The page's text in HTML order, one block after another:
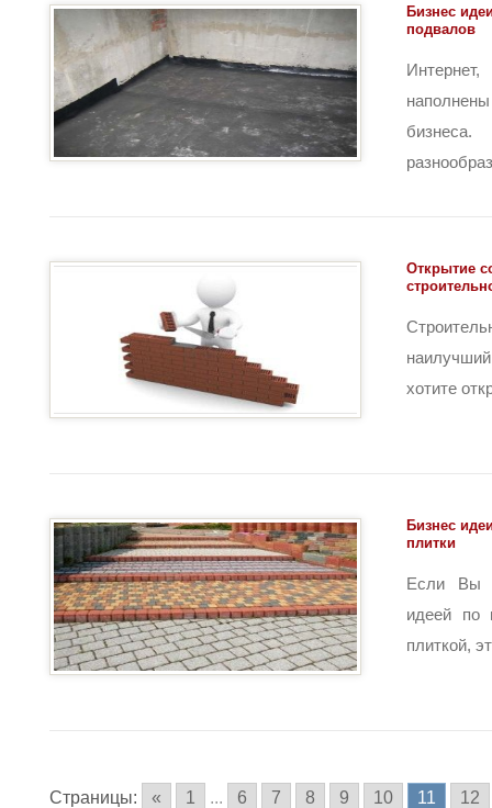
Бизнес
подвалов
Открытие
хотите
Бизнес
плитки
Если Вы
идеей по
плиткой,
Страницы: « 1 ... 6 7 8 9 10 11 12